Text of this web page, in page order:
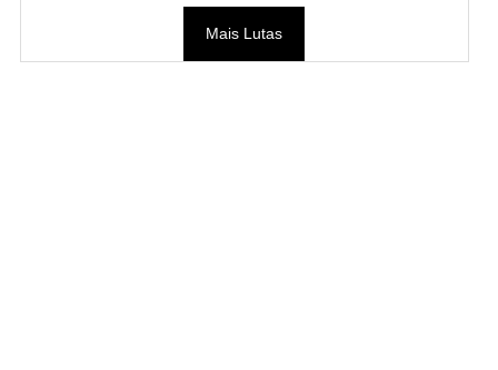
Mais Lutas